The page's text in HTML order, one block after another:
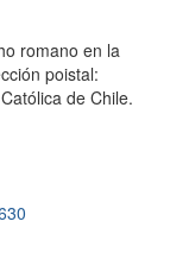
romano en la
poistal:
de Chile.